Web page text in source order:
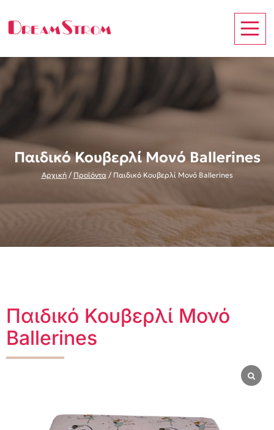
Παιδικό Κουβερλί Μονό Ballerines
Αρχική/ Προϊόντα/ Παιδικό Κουβερλί Μονό Ballerines
Παιδικό Κουβερλί Μονό
Ballerines